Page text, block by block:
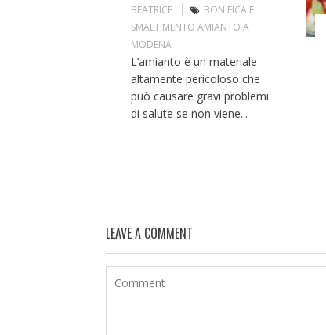
BEATRICE
BONIFICA E
SMALTIMENTO AMIANTO A
MODENA
L’amianto è un materiale
altamente pericoloso che
può causare gravi problemi
di salute se non viene...
LEAVE A COMMENT